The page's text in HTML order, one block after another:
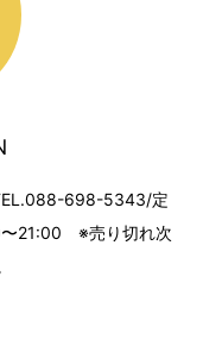
698-5343/定
〜21:00 ※売り切れ次